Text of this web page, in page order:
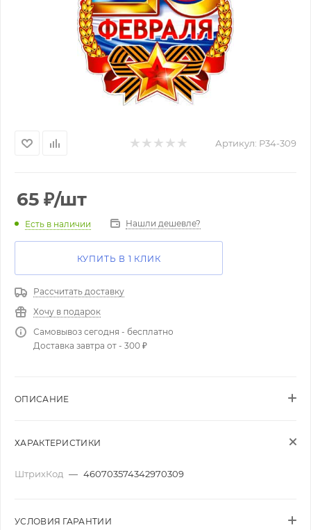
Артикул: Р34-309
65 ₽/шт
Есть в наличии Нашли дешевле?
КУПИТЬ В 1 КЛИК
Рассчитать доставку
Хочу в подарок
Самовывоз сегодня - бесплатно
Доставка завтра от - 300 ₽
ОПИСАНИЕ
ХАРАКТЕРИСТИКИ
ШтрихКод — 460703574342970309
УСЛОВИЯ ГАРАНТИИ